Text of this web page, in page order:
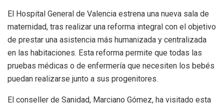
El Hospital General de Valencia estrena una nueva sala de
maternidad, tras realizar una reforma integral con el objetivo
de prestar una asistencia más humanizada y centralizada
en las habitaciones. Esta reforma permite que todas las
pruebas médicas o de enfermería que necesiten los bebés
puedan realizarse junto a sus progenitores.
El conseller de Sanidad, Marciano Gómez, ha visitado esta